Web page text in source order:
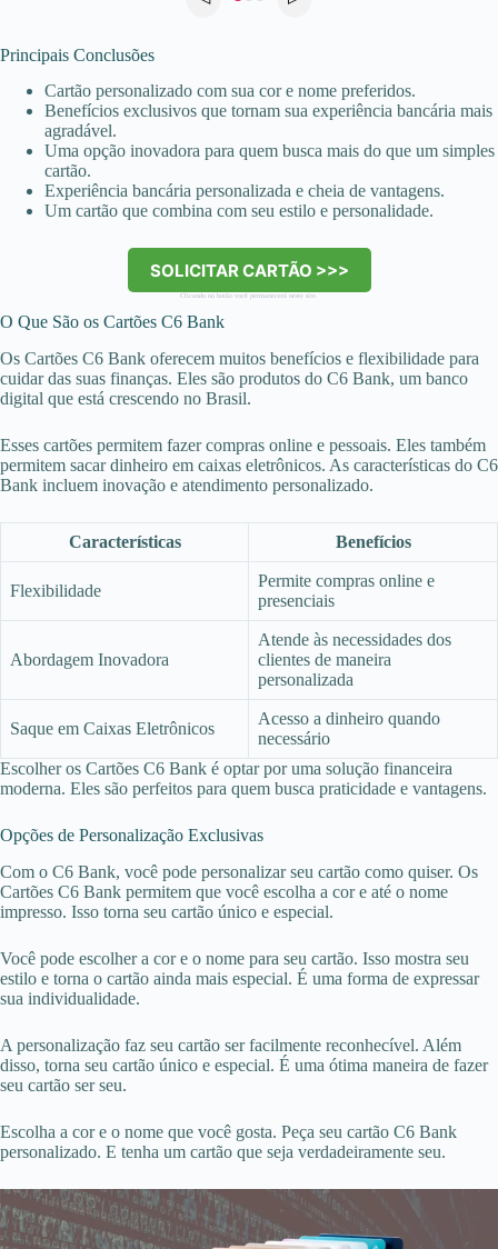
Principais Conclusões
Cartão personalizado com sua cor e nome preferidos.
Benefícios exclusivos que tornam sua experiência bancária mais
agradável.
Uma opção inovadora para quem busca mais do que um simples
cartão.
Experiência bancária personalizada e cheia de vantagens.
Um cartão que combina com seu estilo e personalidade.
SOLICITAR CARTÃO >>>
Clicando no botão você permanecerá neste site.
O Que São os Cartões C6 Bank
Os Cartões C6 Bank oferecem muitos benefícios e flexibilidade para
cuidar das suas finanças. Eles são produtos do C6 Bank, um banco
digital que está crescendo no Brasil.
Esses cartões permitem fazer compras online e pessoais. Eles também
permitem sacar dinheiro em caixas eletrônicos. As características do C6
Bank incluem inovação e atendimento personalizado.
Características Benefícios
Flexibilidade
Permite compras online e
presenciais
Abordagem Inovadora
Atende às necessidades dos
clientes de maneira
personalizada
Saque em Caixas Eletrônicos
Acesso a dinheiro quando
necessário
Escolher os Cartões C6 Bank é optar por uma solução financeira
moderna. Eles são perfeitos para quem busca praticidade e vantagens.
Opções de Personalização Exclusivas
Com o C6 Bank, você pode personalizar seu cartão como quiser. Os
Cartões C6 Bank permitem que você escolha a cor e até o nome
impresso. Isso torna seu cartão único e especial.
Você pode escolher a cor e o nome para seu cartão. Isso mostra seu
estilo e torna o cartão ainda mais especial. É uma forma de expressar
sua individualidade.
A personalização faz seu cartão ser facilmente reconhecível. Além
disso, torna seu cartão único e especial. É uma ótima maneira de fazer
seu cartão ser seu.
Escolha a cor e o nome que você gosta. Peça seu cartão C6 Bank
personalizado. E tenha um cartão que seja verdadeiramente seu.